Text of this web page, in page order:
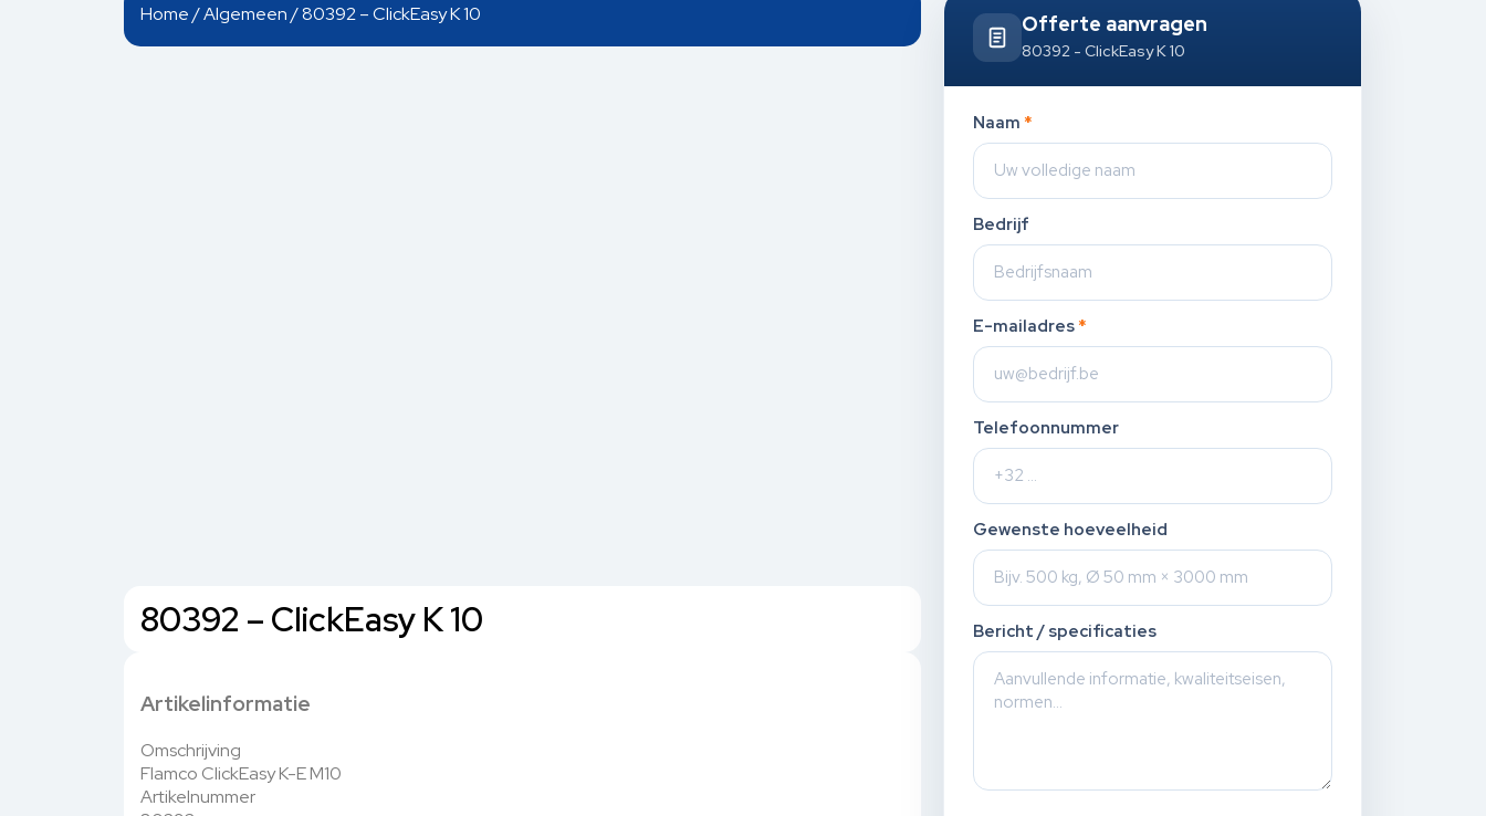
Home/Algemeen/ 80392 – ClickEasy K 10
80392 – ClickEasy K 10
Artikelinformatie
Omschrijving
Flamco ClickEasy K-E M10
Artikelnummer
Offerte aanvragen
80392 - ClickEasy K 10
Naam *
Bedrijf
E-mailadres *
Telefoonnummer
Gewenste hoeveelheid
Bericht / specificaties